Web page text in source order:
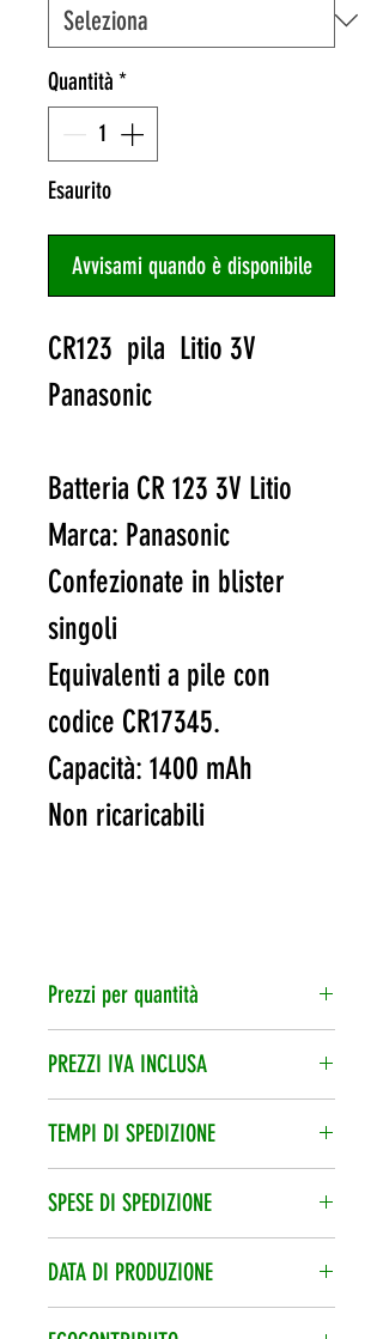
Quantità *
Esaurito
Avvisami quando è disponibile
CR123 pila Litio 3V
Panasonic
Batteria CR 123 3V Litio
Marca: Panasonic
Confezionate in blister
singoli
Equivalenti a pile con
codice CR17345.
Capacità: 1400 mAh
Non ricaricabili
Prezzi per quantità
1 pila € 1.98
30 pile € 1.89 cad.
PREZZI IVA INCLUSA
TEMPI DI SPEDIZIONE
espresso.
SPESE DI SPEDIZIONE
calcolate per ordine.
DATA DI PRODUZIONE